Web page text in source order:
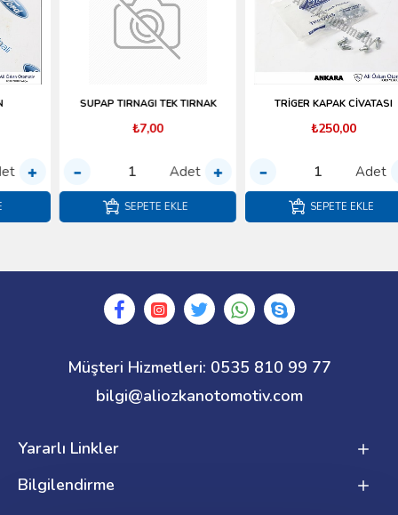
SUPAP TIRNAGI TEK TIRNAK
Adet
SEPETE EKLE
TRİGER KAPAK CİVATASI
₺250,00
Adet
SEPETE EKLE
Müşteri Hizmetleri: 0535 810 99 77
bilgi@aliozkanotomotiv.com
Yararlı Linkler
Bilgilendirme